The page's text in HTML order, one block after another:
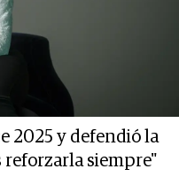
2025 y defendió la
reforzarla siempre"